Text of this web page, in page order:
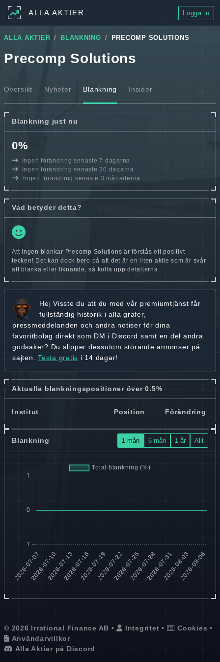
ALLA AKTIER Logga in
ALLA AKTIER BLANKNING PRECOMP SOLUTIONS
Precomp Solutions
Översikt Nyheter Blankning Insider
Blankning just nu
0%
Ingen förändring senaste 7 dagarna
Ingen förändring senaste 30 dagarna
Ingen förändring senaste 3 månaderna
Vad betyder detta?
Att ingen blankar Precomp Solutions är förstås ett positivt
tecken! Det kan dock bero på att det är en liten aktie som är svår
att blanka eller liknande, så kolla upp detaljerna.
Hej Visste du att du med vår premiumtjänst får
fullständig historik i alla grafer,
pressmeddelanden och andra notiser för dina
favoritbolag direkt som DM i Discord samt en del andra
godsaker? Du slipper dessutom störande annonser på
sajten. Testa gratis i 14 dagar!
Aktuella blankningspositioner över 0.5%
Institut Position Förändring
Blankning 1 mån 6 mån 1 år Allt
© 2026 Irrational Finance AB • Integritet • Cookies •
Användarvillkor
Alla Aktier på Discord